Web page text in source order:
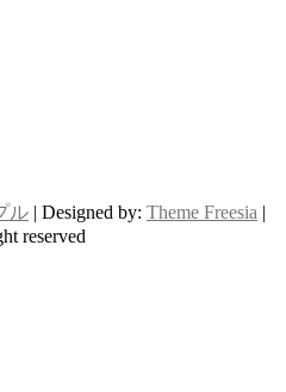
ル | Designed by: Theme Freesia |
reserved